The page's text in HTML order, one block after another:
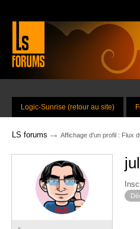
Logic-Sunrise (retour au site)
LS forums → Affichage d'un profil : Flux